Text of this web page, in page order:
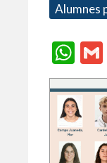
Alumnes
W
h
at
s
A